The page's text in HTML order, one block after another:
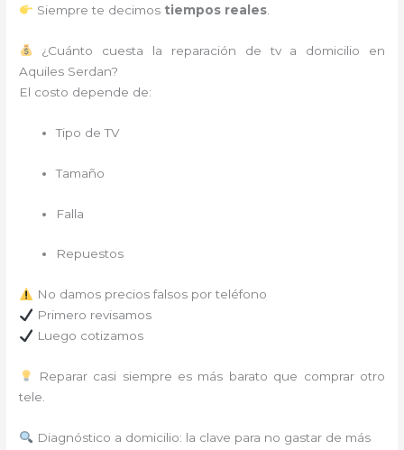
Siempre te decimos tiempos reales.
¿Cuánto cuesta la reparación de tv a domicilio en
Aquiles Serdan?
El costo depende de:
Tipo de TV
Tamaño
Falla
Repuestos
No damos precios falsos por teléfono
Primero revisamos
Luego cotizamos
Reparar casi siempre es más barato que comprar otro
tele.
Diagnóstico a domicilio: la clave para no gastar de más